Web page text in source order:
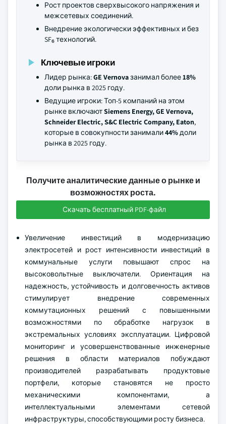
Рост проектов сверхвысокого напряжения и
межсетевых соединений.
Внедрение экологически эффективных и без
SF₆ технологий.
Ключевые игроки
Лидер рынка:GE Vernovaзанимал более18%
доли рынка в 2025 году.
Ведущие игроки: Топ-5 компаний на этом
рынке включаютSiemens Energy, GE Vernova,
Schneider Electric, S&C Electric Company, Eaton,
которые в совокупности занимали44%доли
рынка в 2025 году.
Получите аналитические данные о рынке и
возможностях роста.
Скачать бесплатный PDF-файл
Увеличение инвестиций в модернизацию
электросетей и рост интенсивности инвестиций в
коммунальные услуги повышают спрос на
высоковольтные выключатели. Ориентация на
надежность, устойчивость и долговечность активов
стимулирует внедрение современных
коммутационных решений с повышенными
возможностями по обработке нагрузок в
экстремальных условиях эксплуатации. Цифровой
мониторинг и усовершенствованные инженерные
решения в области материалов побуждают
производителей разрабатывать продуктовые
портфели, которые становятся не просто
механическими компонентами, а
интеллектуальными элементами сетевой
инфраструктуры, способствующими росту бизнеса.